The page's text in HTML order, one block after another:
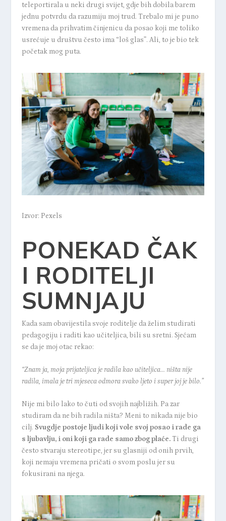
teleportirala u neki drugi svijet, gdje bih dobila barem
jednu potvrdu da razumiju moj trud. Trebalo mi je puno
vremena da prihvatim činjenicu da posao koji me toliko
usrećuje u društvu često ima “loš glas”. Ali, to je bio tek
početak mog puta.
Izvor: Pexels
PONEKAD ČAK
I RODITELJI
SUMNJAJU
Kada sam obavijestila svoje roditelje da želim studirati
pedagogiju i raditi kao učiteljica, bili su sretni. Sjećam
se da je moj otac rekao:
“Znam ja, moja prijateljica je radila kao učiteljica… ništa nije
radila, imala je tri mjeseca odmora svako ljeto i super joj je bilo.”
Nije mi bilo lako to čuti od svojih najbližih. Pa zar
studiram da ne bih radila ništa? Meni to nikada nije bio
cilj. Svugdje postoje ljudi koji vole svoj posao i rade ga
s ljubavlju, i oni koji ga rade samo zbog plaće.Ti drugi
često stvaraju stereotipe, jer su glasniji od onih prvih,
koji nemaju vremena pričati o svom poslu jer su
fokusirani na njega.